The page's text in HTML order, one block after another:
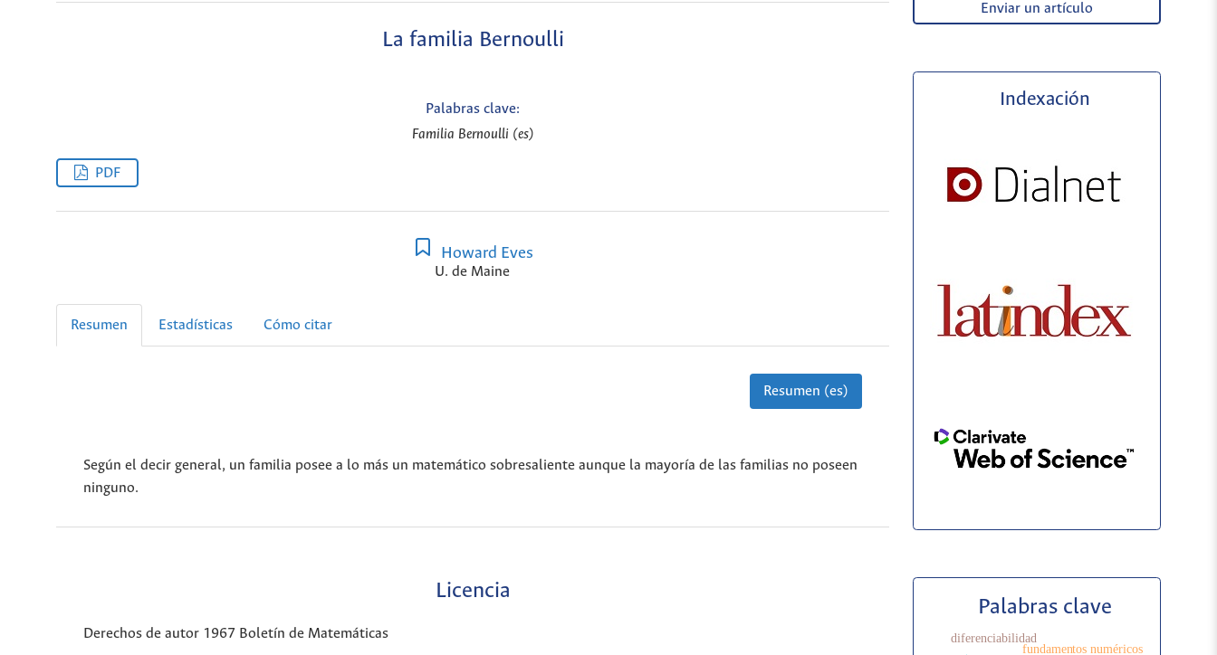
La familia Bernoulli
Palabras clave:
Familia Bernoulli (es)
PDF
Howard Eves
U. de Maine
Resumen Estadísticas Cómo citar
Resumen (es)
Según el decir general, un familia posee a lo más un matemático sobresaliente aunque la mayoría de las familias no poseen
ninguno.
Licencia
Derechos de autor 1967 Boletín de Matemáticas
Enviar un artículo
Indexación
Palabras clave
fundamentos numéricos
diferenciabilidad